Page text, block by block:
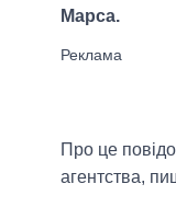
Марса.
Про це
агентства,